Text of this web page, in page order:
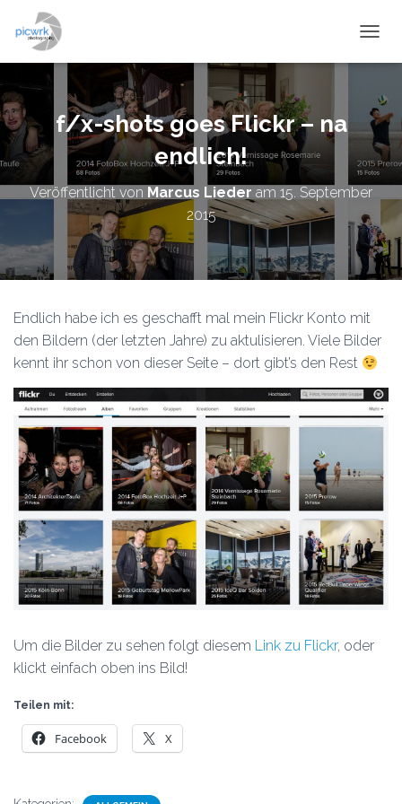
f/x-shots goes Flickr – na
endlich!
Veröffentlicht von Marcus Lieder am 15. September
2015
Endlich habe ich es geschafft mal mein Flickr Konto mit
den Bildern (der letzten Jahre) zu aktulisieren. Viele Bilder
kennt ihr schon von dieser Seite – dort gibt’s den Rest
Um die Bilder zu sehen folgt diesem Link zu Flickr, oder
klickt einfach oben ins Bild!
Teilen mit:
Facebook X